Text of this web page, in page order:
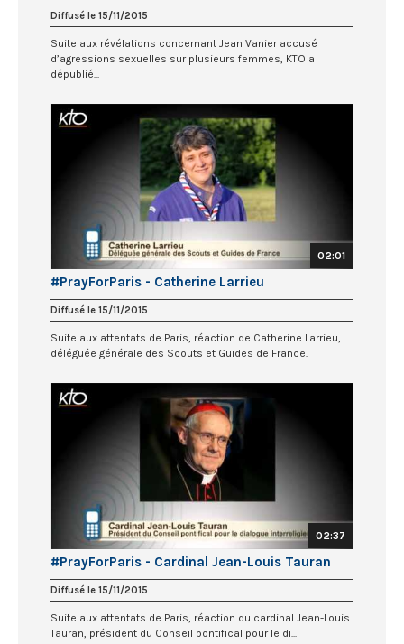
Diffusé le 15/11/2015
Suite aux révélations concernant Jean Vanier accusé
d’agressions sexuelles sur plusieurs femmes, KTO a
dépublié...
02:01
#PrayForParis - Catherine Larrieu
Diffusé le 15/11/2015
Suite aux attentats de Paris, réaction de Catherine Larrieu,
déléguée générale des Scouts et Guides de France.
02:37
#PrayForParis - Cardinal Jean-Louis Tauran
Diffusé le 15/11/2015
Suite aux attentats de Paris, réaction du cardinal Jean-Louis
Tauran, président du Conseil pontifical pour le di...